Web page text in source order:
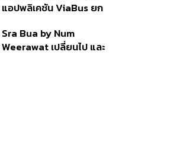
ช่วยไทย พลัส’ เฟส 2 มี
แอปพลิเคชัน ViaBus ยก
รถไฟฟ้า 3 สายแบบเรียล
ไทม์
Sra Bua by Num
Weerawat เปลี่ยนไป และ